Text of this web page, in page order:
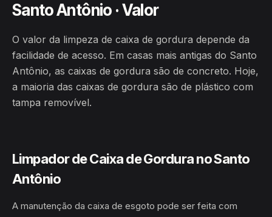
Santo Antônio · Valor
O valor da limpeza de caixa de gordura depende da
facilidade de acesso. Em casas mais antigas do Santo
Antônio, as caixas de gordura são de concreto. Hoje,
a maioria das caixas de gordura são de plástico com
tampa removível.
Limpador de Caixa de Gordura no Santo
Antônio
A manutenção da caixa de esgoto pode ser feita com